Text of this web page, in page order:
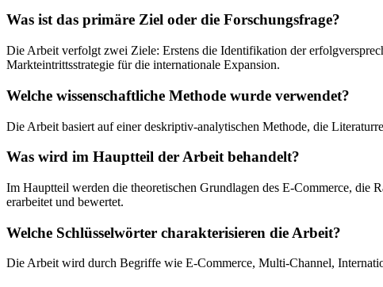
Was ist das primäre Ziel oder die Forschungsfrage?
Die Arbeit verfolgt zwei Ziele: Erstens die Identifikation der
Markteintrittsstrategie für die internationale Expansion.
Welche wissenschaftliche Methode wurde verwendet?
Die Arbeit basiert auf einer deskriptiv-analytischen Methode, die
Was wird im Hauptteil der Arbeit behandelt?
Im Hauptteil werden die theoretischen Grundlagen des E-Commerce, die
erarbeitet und bewertet.
Welche Schlüsselwörter charakterisieren die Arbeit?
Die Arbeit wird durch Begriffe wie E-Commerce, Multi-Channel,